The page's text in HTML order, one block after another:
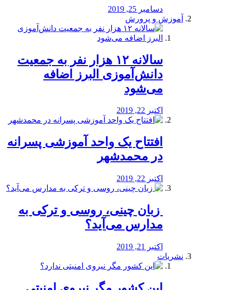
دسامبر 25, 2019
آموزش و پرورش
️سالانه ۱۲ هزار نفر به جمعیت
دانش‌آموزی البرز اضافه
می‌شود
اکتبر 22, 2019
افتتاح یک واحد آموزشی پسرانه
در محمدشهر
اکتبر 22, 2019
️ زبان چینی، روسی و ترکی به
مدارس می‌آید؟
اکتبر 21, 2019
نشریات